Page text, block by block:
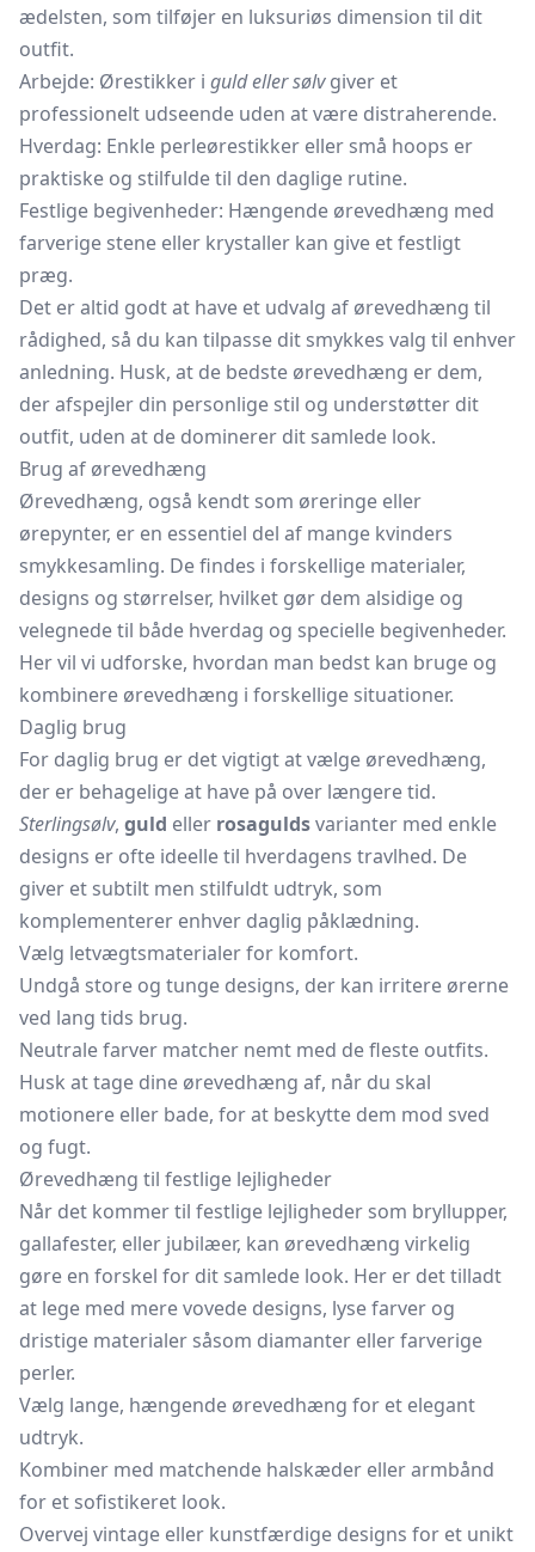
ædelsten, som tilføjer en luksuriøs dimension til dit
outfit.
Arbejde: Ørestikker i guld eller sølvgiver et
professionelt udseende uden at være distraherende.
Hverdag: Enkle perleørestikker eller små hoops er
praktiske og stilfulde til den daglige rutine.
Festlige begivenheder: Hængende ørevedhæng med
farverige stene eller krystaller kan give et festligt
præg.
Det er altid godt at have et udvalg af ørevedhæng til
rådighed, så du kan tilpasse dit smykkes valg til enhver
anledning. Husk, at de bedste ørevedhæng er dem,
der afspejler din personlige stil og understøtter dit
outfit, uden at de dominerer dit samlede look.
Brug af ørevedhæng
Ørevedhæng, også kendt som øreringe eller
ørepynter, er en essentiel del af mange kvinders
smykkesamling. De findes i forskellige materialer,
designs og størrelser, hvilket gør dem alsidige og
velegnede til både hverdag og specielle begivenheder.
Her vil vi udforske, hvordan man bedst kan bruge og
kombinere ørevedhæng i forskellige situationer.
Daglig brug
For daglig brug er det vigtigt at vælge ørevedhæng,
der er behagelige at have på over længere tid.
Sterlingsølv, guld eller rosaguldsvarianter med enkle
designs er ofte ideelle til hverdagens travlhed. De
giver et subtilt men stilfuldt udtryk, som
komplementerer enhver daglig påklædning.
Vælg letvægtsmaterialer for komfort.
Undgå store og tunge designs, der kan irritere ørerne
ved lang tids brug.
Neutrale farver matcher nemt med de fleste outfits.
Husk at tage dine ørevedhæng af, når du skal
motionere eller bade, for at beskytte dem mod sved
og fugt.
Ørevedhæng til festlige lejligheder
Når det kommer til festlige lejligheder som bryllupper,
gallafester, eller jubilæer, kan ørevedhæng virkelig
gøre en forskel for dit samlede look. Her er det tilladt
at lege med mere vovede designs, lyse farver og
dristige materialer såsom diamanter eller farverige
perler.
Vælg lange, hængende ørevedhæng for et elegant
udtryk.
Kombiner med matchende halskæder eller armbånd
for et sofistikeret look.
Overvej vintage eller kunstfærdige designs for et unikt